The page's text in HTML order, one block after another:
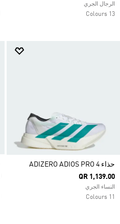
الرجال الجري
13 Colours
حذاء ADIZERO ADIOS PRO 4
QR 1,139.00
النساء الجري
11 Colours